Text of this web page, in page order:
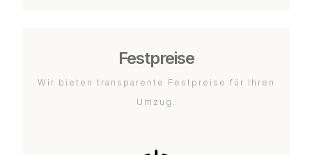
Festpreise
Wir bieten transparente Festpreise für Ihren
Umzug.